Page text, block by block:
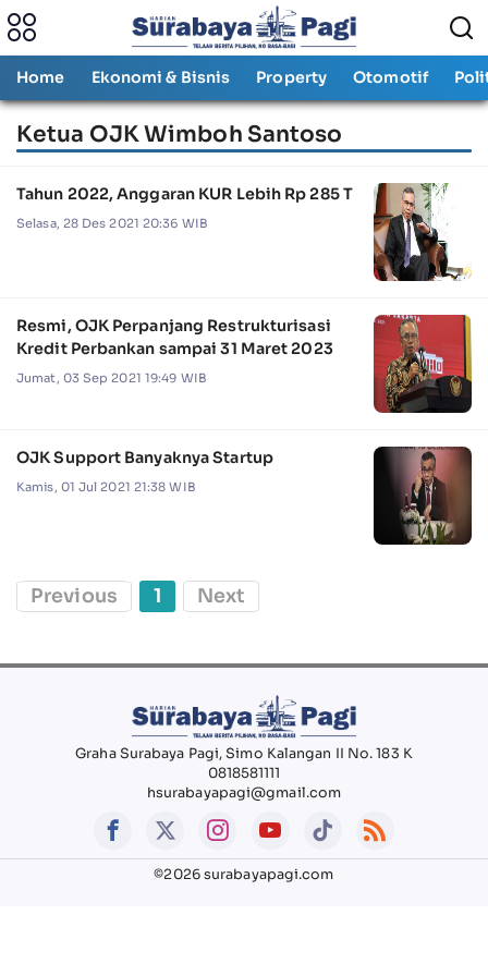
Home Ekonomi & Bisnis Property Otomotif
Ketua OJK Wimboh Santoso
Tahun 2022, Anggaran KUR Lebih Rp 285 T
Selasa, 28 Des 2021 20:36 WIB
Resmi, OJK Perpanjang Restrukturisasi
Kredit Perbankan sampai 31 Maret 2023
Jumat, 03 Sep 2021 19:49 WIB
OJK Support Banyaknya Startup
Kamis, 01 Jul 2021 21:38 WIB
Previous 1 Next
Graha Surabaya Pagi, Simo Kalangan II No. 183 K
0818581111
hsurabayapagi@gmail.com
©2026 surabayapagi.com